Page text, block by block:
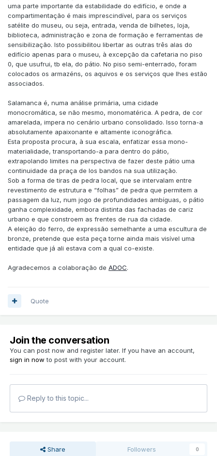
uma parte importante da estabilidade do edifício, e onde a
compartimentação é mais imprescindível, para os serviços
satélite do museu, ou seja, entrada, venda de bilhetes, loja,
biblioteca, administração e zona de formação e ferramentas de
sensibilização. Isto possibilitou libertar as outras três alas do
edifício apenas para o museu, à excepção da cafetaria no piso
0, que usufrui, tb ela, do pátio. No piso semi-enterrado, foram
colocados os armazéns, os aquivos e os serviços que lhes estão
associados.
Salamanca é, numa análise primária, uma cidade
monocromática, se não mesmo, monomatérica. A pedra, de cor
amarelada, impera no cenário urbano consolidado. Isso torna-a
absolutamente apaixonante e altamente iconográfica.
Esta proposta procura, à sua escala, enfatizar essa mono-
materialidade, transportando-a para dentro do pátio,
extrapolando limites na perspectiva de fazer deste pátio uma
continuidade da praça de los bandos na sua utilização.
Sob a forma de tiras de pedra local, que se intervalam entre
revestimento de estrutura e “folhas” de pedra que permitem a
passagem da luz, num jogo de profundidades ambíguas, o pátio
ganha complexidade, embora distinta das fachadas de cariz
urbano e que constroem as frentes de rua da cidade.
A eleição do ferro, de expressão semelhante a uma escultura de
bronze, pretende que esta peça torne ainda mais visível uma
entidade que já ali estava com a qual co-existe.
Agradecemos a colaboração de ADOC.
Quote
Join the conversation
You can post now and register later. If you have an account,
sign in now to post with your account.
Reply to this topic...
Share Followers 0